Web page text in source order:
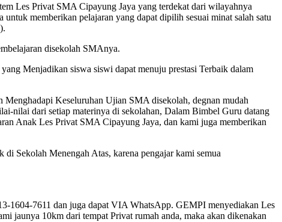
Les Privat SMA Cipayung Jaya yang terdekat dari wilayahnya
memberikan pelajaran yang dapat dipilih sesuai minat salah satu
disekolah SMAnya.
Menjadikan siswa siswi dapat menuju prestasi Terbaik dalam
Menghadapi Keseluruhan Ujian SMA disekolah, degnan mudah
nilai dari setiap materinya di sekolahan, Dalam Bimbel Guru datang
Anak Les Privat SMA Cipayung Jaya, dan kami juga memberikan
Sekolah Menengah Atas, karena pengajar kami semua
1604-7611 dan juga dapat VIA WhatsApp. GEMPI menyediakan Les
jaunya 10km dari tempat Privat rumah anda, maka akan dikenakan